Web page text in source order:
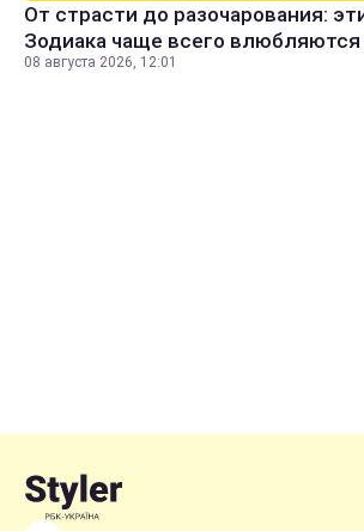
От страсти до разочарования:
Зодиака чаще всего влюбляются
08 августа 2026, 12:01